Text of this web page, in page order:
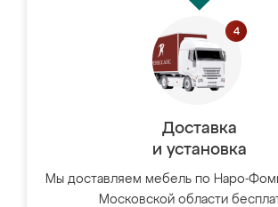
Доставка
и установка
Мы доставляем мебель по Наро-
Московской области